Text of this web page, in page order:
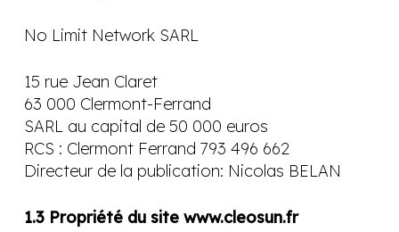
No Limit Network SARL
15 rue Jean Claret
63 000 Clermont-Ferrand
SARL au capital de 50 000 euros
RCS : Clermont Ferrand 793 496 662
Directeur de la publication: Nicolas BELAN
1.3 Propriété du site www.cleosun.fr